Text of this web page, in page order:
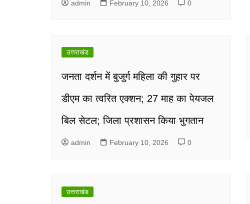
admin February 10, 2026 0
उत्तराखंड
जनता दर्शन में बुजुर्ग महिला की गुहार पर
डीएम का त्वरित एक्शन; 27 माह का पेयजल
बिल सेटल; जिला प्रशासन किया भुगतान
admin February 10, 2026 0
उत्तराखंड